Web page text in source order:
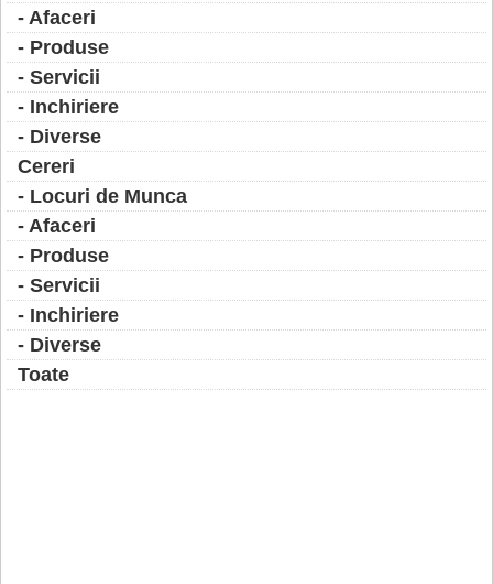
- Afaceri
- Produse
- Servicii
- Inchiriere
- Diverse
Cereri
- Locuri de Munca
- Afaceri
- Produse
- Servicii
- Inchiriere
- Diverse
Toate